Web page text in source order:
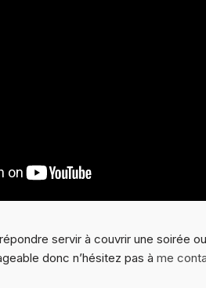
servir à couvrir une soirée
donc n’hésitez pas à me